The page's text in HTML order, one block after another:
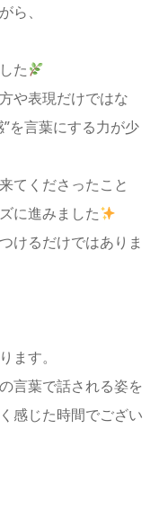
ら、
た
や表現だけではな
を言葉にする力が少
てくださったこと
に進みました
けるだけではありま
ます。
言葉で話される姿を
感じた時間でござい